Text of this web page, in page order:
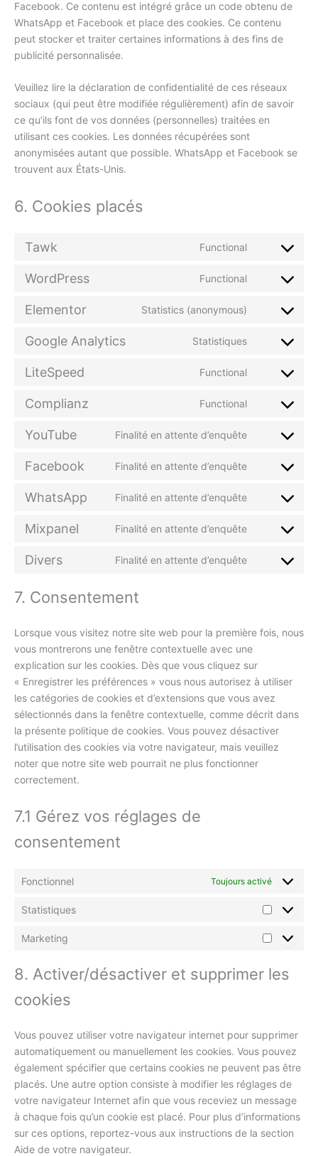
Facebook. Ce contenu est intégré grâce un code obtenu de
WhatsApp et Facebook et place des cookies. Ce contenu
peut stocker et traiter certaines informations à des fins de
publicité personnalisée.
Veuillez lire la déclaration de confidentialité de ces réseaux
sociaux (qui peut être modifiée régulièrement) afin de savoir
ce qu’ils font de vos données (personnelles) traitées en
utilisant ces cookies. Les données récupérées sont
anonymisées autant que possible. WhatsApp et Facebook se
trouvent aux États-Unis.
6. Cookies placés
Tawk Functional
WordPress Functional
Elementor Statistics (anonymous)
Google Analytics Statistiques
LiteSpeed Functional
Complianz Functional
YouTube Finalité en attente d’enquête
Facebook Finalité en attente d’enquête
WhatsApp Finalité en attente d’enquête
Mixpanel Finalité en attente d’enquête
Divers Finalité en attente d’enquête
7. Consentement
Lorsque vous visitez notre site web pour la première fois, nous
vous montrerons une fenêtre contextuelle avec une
explication sur les cookies. Dès que vous cliquez sur
« Enregistrer les préférences » vous nous autorisez à utiliser
les catégories de cookies et d’extensions que vous avez
sélectionnés dans la fenêtre contextuelle, comme décrit dans
la présente politique de cookies. Vous pouvez désactiver
l’utilisation des cookies via votre navigateur, mais veuillez
noter que notre site web pourrait ne plus fonctionner
correctement.
7.1 Gérez vos réglages de
consentement
Fonctionnel Toujours activé
Statistiques
Marketing
8. Activer/désactiver et supprimer les
cookies
Vous pouvez utiliser votre navigateur internet pour supprimer
automatiquement ou manuellement les cookies. Vous pouvez
également spécifier que certains cookies ne peuvent pas être
placés. Une autre option consiste à modifier les réglages de
votre navigateur Internet afin que vous receviez un message
à chaque fois qu’un cookie est placé. Pour plus d’informations
sur ces options, reportez-vous aux instructions de la section
Aide de votre navigateur.